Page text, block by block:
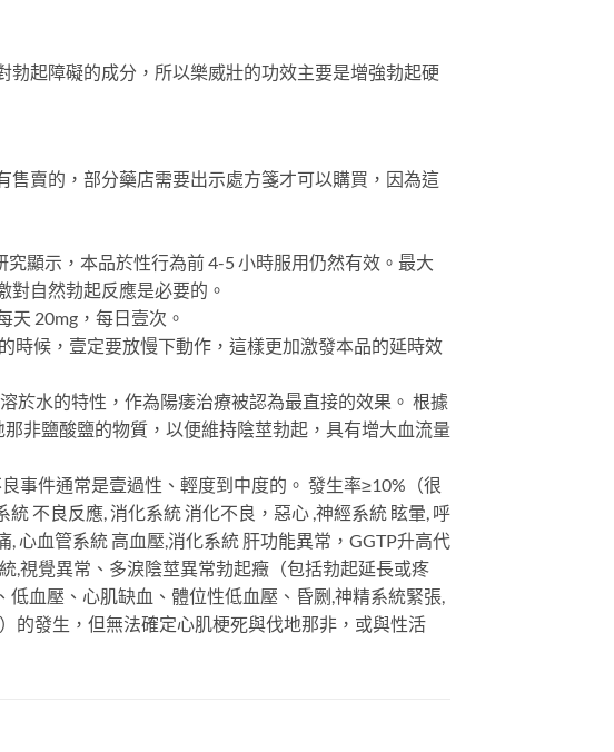
起障礙的成分，所以樂威壯的功效主要是增強勃起硬
賣的，部分藥店需要出示處方箋才可以購買，因為這
顯示，本品於性行為前 4-5 小時服用仍然有效。最大
自然勃起反應是必要的。
天 20mg，每日壹次。
時候，壹定要放慢下動作，這樣更加激發本品的延時效
於水的特性，作為陽痿治療被認為最直接的效果。 根據
非鹽酸鹽的物質，以便維持陰莖勃起，具有增大血流量
事件通常是壹過性、輕度到中度的。 發生率≥10%（很
不良反應, 消化系統 消化不良，惡心 ,神經系統 眩暈, 呼
心血管系統 高血壓,消化系統 肝功能異常，GGTP升高代
,視覺異常、多淚陰莖異常勃起癥（包括勃起延長或疼
低血壓、心肌缺血、體位性低血壓、昏劂,神精系統緊張,
的發生，但無法確定心肌梗死與伐地那非，或與性活